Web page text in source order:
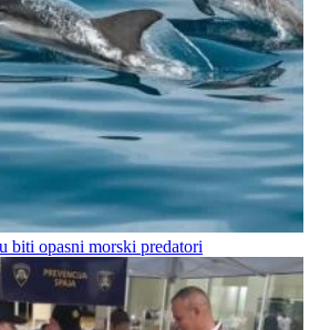
biti opasni morski predatori